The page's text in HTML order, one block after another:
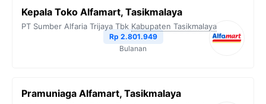
Kepala Toko Alfamart, Tasikmalaya
PT Sumber Alfaria Trijaya Tbk Kabupaten Tasikmalaya
Rp 2.801.949
Bulanan
Pramuniaga Alfamart, Tasikmalaya